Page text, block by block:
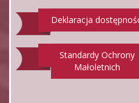
Deklaracja
Standardy Ochrony
Małoletnich